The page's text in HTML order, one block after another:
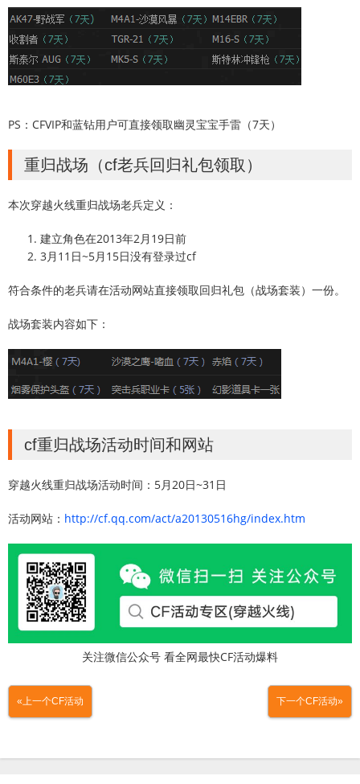
PS：CFVIP和蓝钻用户可直接领取幽灵宝宝手雷（7天）
重归战场（cf老兵回归礼包领取）
本次穿越火线重归战场老兵定义：
建立角色在2013年2月19日前
3月11日~5月15日没有登录过cf
符合条件的老兵请在活动网站直接领取回归礼包（战场套装）一份。
战场套装内容如下：
cf重归战场活动时间和网站
穿越火线重归战场活动时间：5月20日~31日
活动网站： http://cf.qq.com/act/a20130516hg/index.htm
关注微信公众号 看全网最快CF活动爆料
«上一个CF活动 下一个CF活动»